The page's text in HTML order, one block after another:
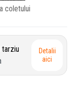
coletului
tarziu
Detalii
aici